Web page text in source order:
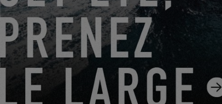
DU 22 JUIN 2026 AU 31 AOÛT 2026
GO SAILING AVEC EXCESS CET ÉTÉ !
EXCESS 11 -EXCESS 13-EXCESS 14